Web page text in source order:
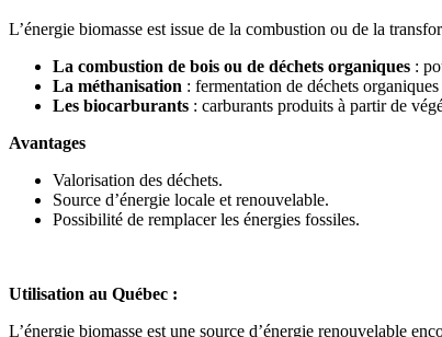
L’énergie biomasse est issue de la combustion ou de la
La combustion de bois ou de déchets organiques :
La méthanisation : fermentation de déchets
Les biocarburants : carburants produits à partir de
Avantages
Valorisation des déchets.
Source d’énergie locale et renouvelable.
Possibilité de remplacer les énergies fossiles.
Utilisation au Québec :
L’énergie biomasse est une source d’énergie renouvelable